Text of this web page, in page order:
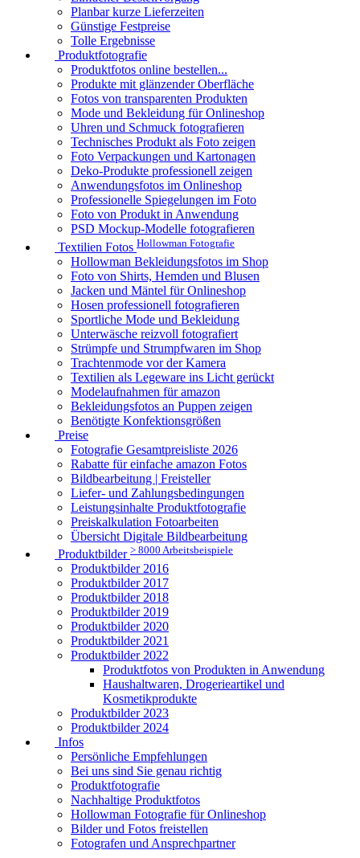
Planbar kurze Lieferzeiten
Günstige Festpreise
Tolle Ergebnisse
Produktfotografie
Produktfotos online bestellen...
Produkte mit glänzender Oberfläche
Fotos von transparenten Produkten
Mode und Bekleidung für Onlineshop
Uhren und Schmuck fotografieren
Technisches Produkt als Foto zeigen
Foto Verpackungen und Kartonagen
Deko-Produkte professionell zeigen
Anwendungsfotos im Onlineshop
Professionelle Spiegelungen im Foto
Foto von Produkt in Anwendung
PSD Mockup-Modelle fotografieren
Textilien Fotos Hollowman Fotografie
Hollowman Bekleidungsfotos im Shop
Foto von Shirts, Hemden und Blusen
Jacken und Mäntel für Onlineshop
Hosen professionell fotografieren
Sportliche Mode und Bekleidung
Unterwäsche reizvoll fotografiert
Strümpfe und Strumpfwaren im Shop
Trachtenmode vor der Kamera
Textilien als Legeware ins Licht gerückt
Modelaufnahmen für amazon
Bekleidungsfotos an Puppen zeigen
Benötigte Konfektionsgrößen
Preise
Fotografie Gesamtpreisliste 2026
Rabatte für einfache amazon Fotos
Bildbearbeitung | Freisteller
Liefer- und Zahlungsbedingungen
Leistungsinhalte Produktfotografie
Preiskalkulation Fotoarbeiten
Übersicht Digitale Bildbearbeitung
Produktbilder > 8000 Arbeitsbeispiele
Produktbilder 2016
Produktbilder 2017
Produktbilder 2018
Produktbilder 2019
Produktbilder 2020
Produktbilder 2021
Produktbilder 2022
Produktfotos von Produkten in Anwendung
Haushaltwaren, Drogerieartikel und
Kosmetikprodukte
Produktbilder 2023
Produktbilder 2024
Infos
Persönliche Empfehlungen
Bei uns sind Sie genau richtig
Produktfotografie
Nachhaltige Produktfotos
Hollowman Fotografie für Onlineshop
Bilder und Fotos freistellen
Fotografen und Ansprechpartner